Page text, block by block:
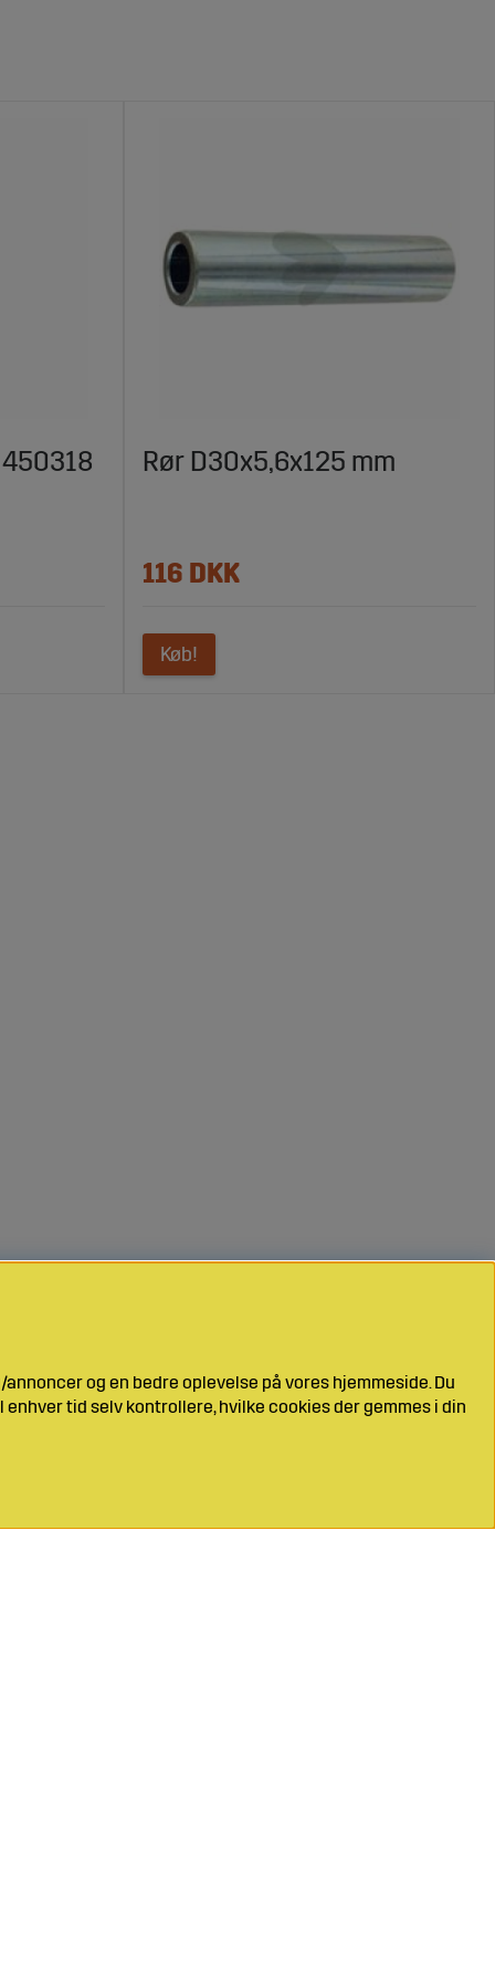
Rør D30x5,6x125 mm
116 DKK
Køb!
og en bedre oplevelse på vores hjemmeside. Du
tid selv kontrollere, hvilke cookies der gemmes i din